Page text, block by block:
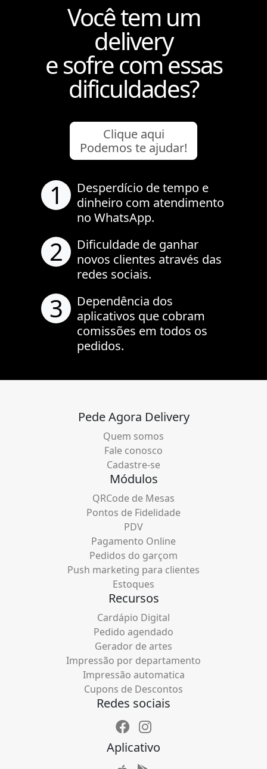
Você tem um
delivery
e sofre com essas
dificuldades?
Clique aqui
Podemos te ajudar!
1
Desperdício de tempo e
dinheiro com atendimento
no WhatsApp.
2
Dificuldade de ganhar
novos clientes através das
redes sociais.
3
Dependência dos
aplicativos que cobram
comissões em todos os
pedidos.
Pede Agora Delivery
Quem somos
Fale conosco
Cadastre-se
Módulos
QRCode de Mesas
Pontos de Fidelidade
PDV
Pagamento Online
Pedidos do garçom
Push marketing para clientes
Estoques
Recursos
Cardápio Digital
Pedido agendado
Gerador de artes
Impressão por departamento
Impressão automatica
Cupons de Descontos
Redes sociais
Aplicativo